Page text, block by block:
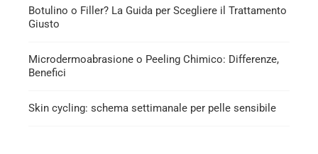
Botulino o Filler? La Guida per Scegliere il Trattamento
Giusto
Microdermoabrasione o Peeling Chimico: Differenze,
Benefici
Skin cycling: schema settimanale per pelle sensibile